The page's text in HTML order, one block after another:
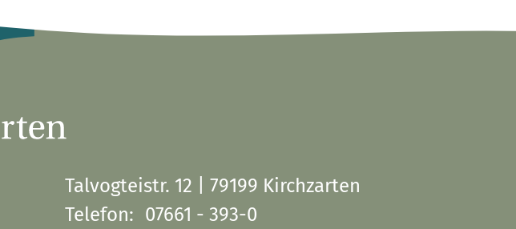
Talvogteistr. 12 | 79199 Kirchzarten
Telefon: 07661 - 393-0